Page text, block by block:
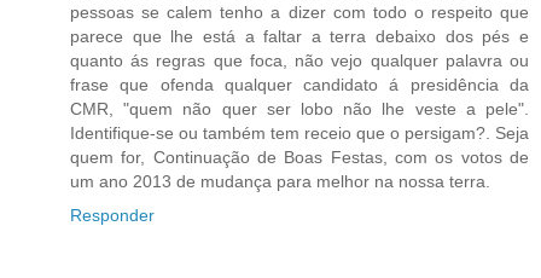
pessoas se calem tenho a dizer com todo o respeito que
parece que lhe está a faltar a terra debaixo dos pés e
quanto ás regras que foca, não vejo qualquer palavra ou
frase que ofenda qualquer candidato á presidência da
CMR, "quem não quer ser lobo não lhe veste a pele".
Identifique-se ou também tem receio que o persigam?. Seja
quem for, Continuação de Boas Festas, com os votos de
um ano 2013 de mudança para melhor na nossa terra.
Responder